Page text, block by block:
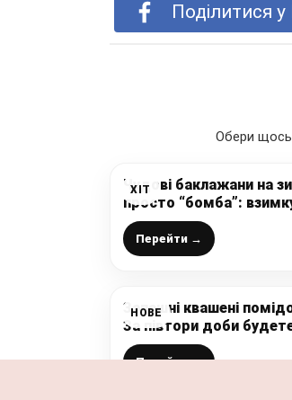
Поділитися
Обери щось
ХІТ
Чудові баклажани на
просто “бомба”:
закуски “пальчики
смачно і красиво
Перейти →
НОВЕ
Запашні квашені
За півтори доби
Перейти →